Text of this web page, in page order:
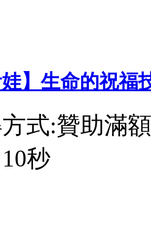
】生命的祝福
式:贊助滿
秒